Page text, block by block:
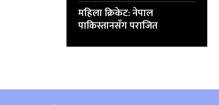
महिला क्रिकेट: नेपाल
पाकिस्तानसँग पराजित